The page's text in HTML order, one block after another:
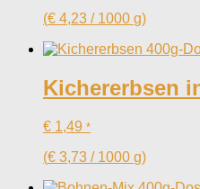
(€ 4,23 / 1000 g)
Kichererbsen
€ 1,49 *
(€ 3,73 / 1000 g)